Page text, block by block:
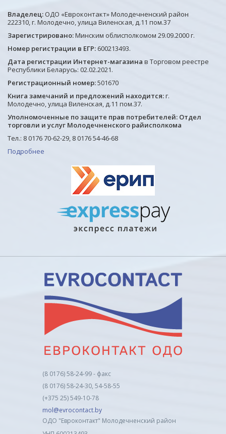
Владелец:ОДО «Евроконтакт» Молодечненский район
222310, г. Молодечно, улица Виленская, д.11 пом.37
Зарегистрировано:Минским облисполкомом 29.09.2000 г.
Номер регистрации в ЕГР: 600213493.
Дата регистрации Интернет-магазина в Торговом реестре
Республики Беларусь: 02.02.2021.
Регистрационный номер:501670
Книга замечаний и предложений находится:г.
Молодечно, улица Виленская, д.11 пом.37.
Уполномоченные по защите прав потребителей: Отдел
торговли и услуг Молодечненского райисполкома
Тел.: 8 0176 70-62-29, 8 0176 54-46-68
Подробнее
(8 0176) 58-24-99 - факс
(8 0176) 58-24-30, 54-58-55
(+375 25) 549-10-78
mol@evrocontact.by
ОДО "Евроконтакт" Молодечненский район